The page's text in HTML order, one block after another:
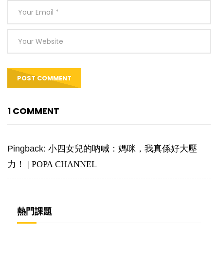
1 COMMENT
Pingback: 小四女兒的吶喊：媽咪，我真係好大壓
力！ | POPA CHANNEL
熱門課題